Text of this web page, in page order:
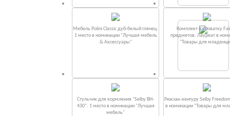
Мебель Polini Classic дуб-белый глянец.
1 место в номинации "Лучшая мебель
& Аксессуары"
Комплект в кроватку
предметов. Лауреат в
“Товары для
Стульчик для кормления "Selby BH-
430". 1 место в номинации "Лучшая
мебель"
Рюкзак-кенгуру Selby
в номинации “Товары для